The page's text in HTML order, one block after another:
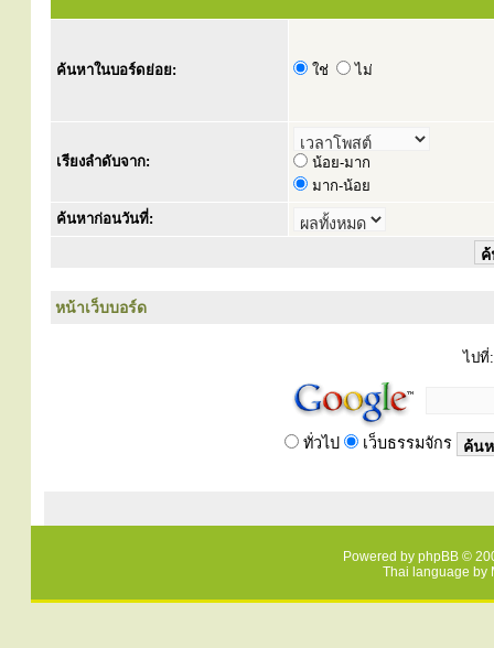
ค้นหาในบอร์ดย่อย: ใช่ ไม่
เรียงลำดับจาก:
น้อย-มาก
มาก-น้อย
ค้นหาก่อนวันที่:
หน้าเว็บบอร์ด
ไปที่:
ทั่วไป เว็บธรรมจักร
Powered by phpBB ©
Thai language by